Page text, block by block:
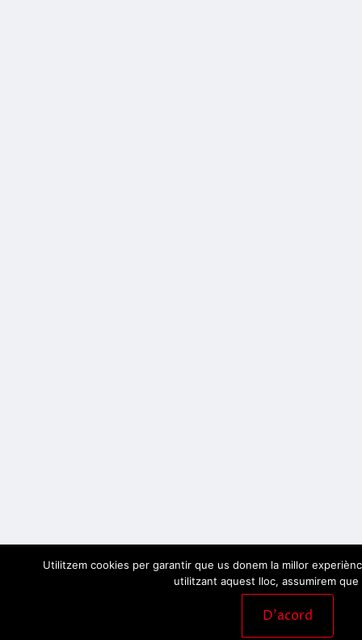
Utilitzem cookies per garantir que us donem la millor
utilitzant aquest lloc, assumirem que
D'acord